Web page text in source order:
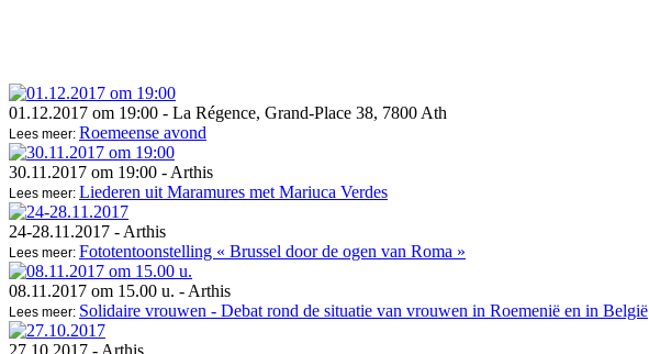
01.12.2017 om 19:00 - La Régence, Grand-Place 38, 7800 Ath
Lees meer: Roemeense avond
30.11.2017 om 19:00 - Arthis
Lees meer: Liederen uit Maramures met Mariuca Verdes
24-28.11.2017 - Arthis
Lees meer: Fototentoonstelling « Brussel door de ogen van Roma »
08.11.2017 om 15.00 u. - Arthis
Lees meer: Solidaire vrouwen - Debat rond de situatie van vrouwen in Roemenië en in België
27.10.2017 - Arthis